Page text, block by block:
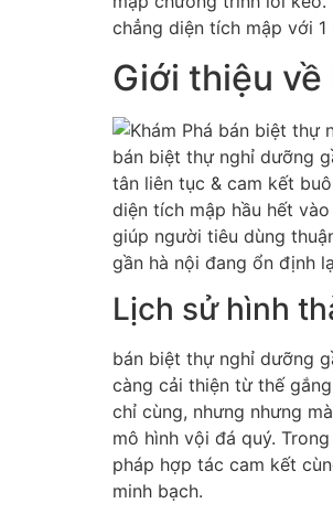
chẳng diện tích mập với
Giới thiệu
bán biệt thự nghỉ dưỡng
tân liên tục & cam kết
diện tích mập hầu hết
giúp người tiêu dùng
gần hà nội đang ổn định
Lịch sử hình
bán biệt thự nghỉ dưỡng
càng cải thiện từ thế
chỉ cùng, nhưng nhưng
mô hình vội đá quý.
pháp hợp tác cam kết
minh bạch.